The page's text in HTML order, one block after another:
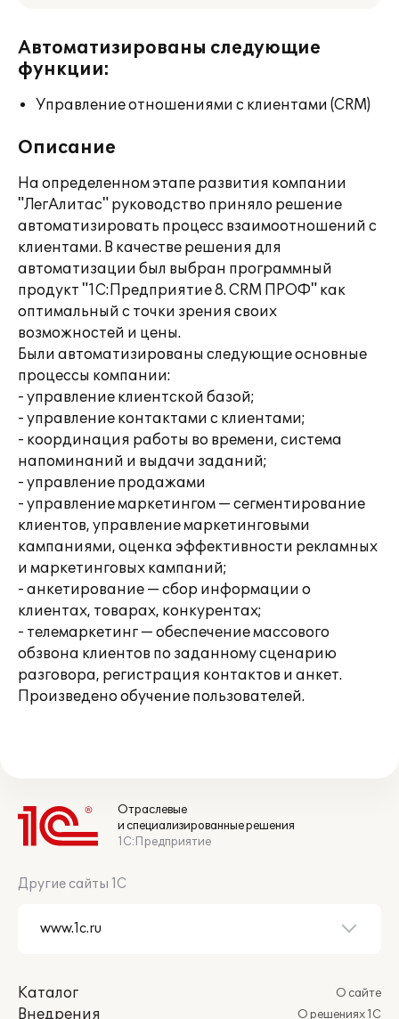
Автоматизированы следующие
функции:
Управление отношениями с клиентами (CRM)
Описание
На определенном этапе развития компании
"ЛегАлитас" руководство приняло решение
автоматизировать процесс взаимоотношений с
клиентами. В качестве решения для
автоматизации был выбран программный
продукт "1С:Предприятие 8. CRM ПРОФ" как
оптимальный с точки зрения своих
возможностей и цены.
Были автоматизированы следующие основные
процессы компании:
- управление клиентской базой;
- управление контактами с клиентами;
- координация работы во времени, система
напоминаний и выдачи заданий;
- управление продажами
- управление маркетингом — сегментирование
клиентов, управление маркетинговыми
кампаниями, оценка эффективности рекламных
и маркетинговых кампаний;
- анкетирование — сбор информации о
клиентах, товарах, конкурентах;
- телемаркетинг — обеспечение массового
обзвона клиентов по заданному сценарию
разговора, регистрация контактов и анкет.
Произведено обучение пользователей.
Отраслевые
и специализированные решения
1С:Предприятие
Другие сайты 1С
Каталог
Внедрения
О сайте
О решениях 1С